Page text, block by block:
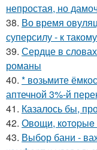
непростая, но
38. Во время
суперсилу - к
39. Сердце в
романы
40. * возьмите
аптечной 3%-й
41. Казалось бы,
42. Овощи, кoтopыe
43. Выбор бани -